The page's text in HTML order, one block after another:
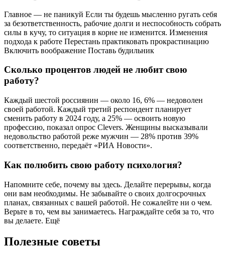
Главное — не паникуй Если ты будешь мысленно ругать себя
за безответственность, рабочие долги и неспособность собрать
силы в кучу, то ситуация в корне не изменится. Изменения
подхода к работе Перестань практиковать прокрастинацию
Включить воображение Поставь будильник
Сколько процентов людей не любит свою
работу?
Каждый шестой россиянин — около 16, 6% — недоволен
своей работой. Каждый третий респондент планирует
сменить работу в 2024 году, а 25% — освоить новую
профессию, показал опрос Clevers. Женщины высказывали
недовольство работой реже мужчин — 28% против 39%
соответственно, передаёт «РИА Новости».
Как полюбить свою работу психология?
Напомните себе, почему вы здесь. Делайте перерывы, когда
они вам необходимы. Не забывайте о своих долгосрочных
планах, связанных с вашей работой. Не сожалейте ни о чем.
Верьте в то, чем вы занимаетесь. Награждайте себя за то, что
вы делаете. Ещё
Полезные советы